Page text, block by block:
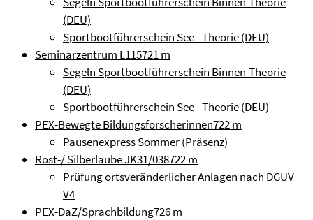
(DEU)
Sportbootführerschein See - Theorie (DEU)
Seminarzentrum L115721 m
Segeln Sportbootführerschein Binnen-Theorie
(DEU)
Sportbootführerschein See - Theorie (DEU)
PEX-Bewegte Bildungsforscherinnen722 m
Pausenexpress Sommer (Präsenz)
Rost-/ Silberlaube JK31/038722 m
Prüfung ortsveränderlicher Anlagen nach DGUV
V4
PEX-DaZ/Sprachbildung726 m